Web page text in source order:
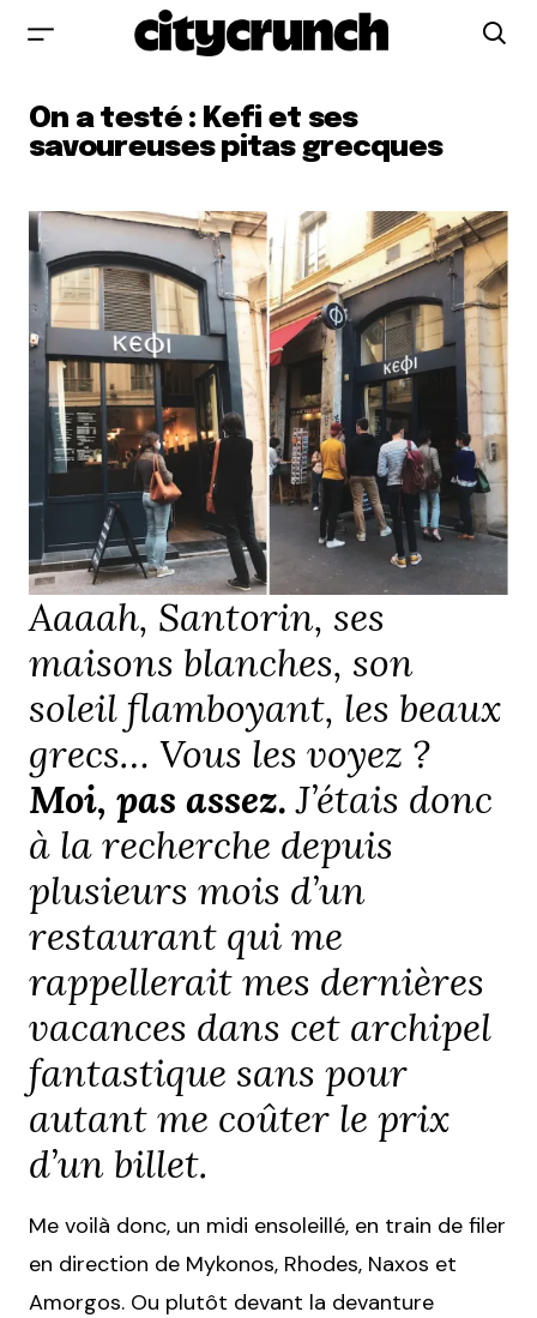
On a testé : Kefi et ses
savoureuses pitas grecques
Aaaah, Santorin, ses
maisons blanches, son
soleil flamboyant, les beaux
grecs… Vous les voyez ?
Moi, pas assez.J’étais donc
à la recherche depuis
plusieurs mois d’un
restaurant qui me
rappellerait mes dernières
vacances dans cet archipel
fantastique sans pour
autant me coûter le prix
d’un billet.
Me voilà donc, un midi ensoleillé, en train de filer
en direction de Mykonos, Rhodes, Naxos et
Amorgos. Ou plutôt devant la devanture